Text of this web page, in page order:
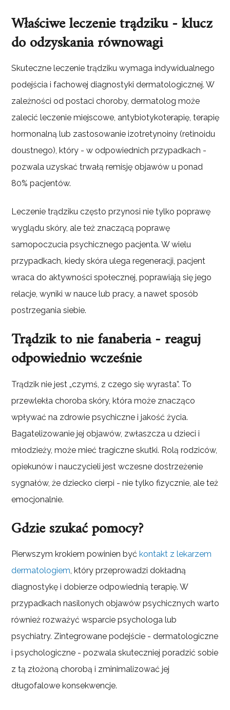
Właściwe leczenie trądziku - klucz
do odzyskania równowagi
Skuteczne leczenie trądziku wymaga indywidualnego
podejścia i fachowej diagnostyki dermatologicznej. W
zależności od postaci choroby, dermatolog może
zalecić leczenie miejscowe, antybiotykoterapię, terapię
hormonalną lub zastosowanie izotretynoiny (retinoidu
doustnego), który - w odpowiednich przypadkach -
pozwala uzyskać trwałą remisję objawów u ponad
80% pacjentów.
Leczenie trądziku często przynosi nie tylko poprawę
wyglądu skóry, ale też znaczącą poprawę
samopoczucia psychicznego pacjenta. W wielu
przypadkach, kiedy skóra ulega regeneracji, pacjent
wraca do aktywności społecznej, poprawiają się jego
relacje, wyniki w nauce lub pracy, a nawet sposób
postrzegania siebie.
Trądzik to nie fanaberia - reaguj
odpowiednio wcześnie
Trądzik nie jest „czymś, z czego się wyrasta”. To
przewlekła choroba skóry, która może znacząco
wpływać na zdrowie psychiczne i jakość życia.
Bagatelizowanie jej objawów, zwłaszcza u dzieci i
młodzieży, może mieć tragiczne skutki. Rolą rodziców,
opiekunów i nauczycieli jest wczesne dostrzeżenie
sygnałów, że dziecko cierpi - nie tylko fizycznie, ale też
emocjonalnie.
Gdzie szukać pomocy?
Pierwszym krokiem powinien być kontakt z lekarzem
dermatologiem, który przeprowadzi dokładną
diagnostykę i dobierze odpowiednią terapię. W
przypadkach nasilonych objawów psychicznych warto
również rozważyć wsparcie psychologa lub
psychiatry. Zintegrowane podejście - dermatologiczne
i psychologiczne - pozwala skuteczniej poradzić sobie
z tą złożoną chorobą i zminimalizować jej
długofalowe konsekwencje.